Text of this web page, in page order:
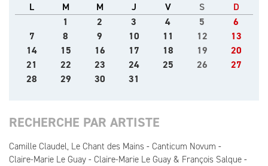
L
M M J V S
D
1
2 3 4 5
6
7
8 9 10 11 12
13
14
15 16 17 18 19
20
21
22 23 24 25 26
27
28
29 30 31
RECHERCHE PAR ARTISTE
Camille Claudel, Le Chant des Mains
Canticum Novum
Claire-Marie Le Guay
Claire-Marie Le Guay & François Salque